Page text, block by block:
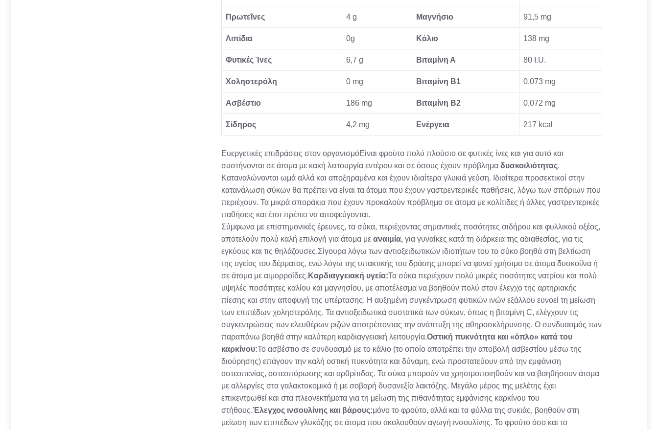
Πρωτεΐνες 4 g Μαγνήσιο 91,5 mg
Λιπίδια 0g Κάλιο 138 mg
Φυτικές Ίνες 6,7 g Βιταμίνη Α 80 I.U.
Χοληστερόλη 0 mg Βιταμίνη Β1 0,073 mg
Ασβέστιο 186 mg Βιταμίνη Β2 0,072 mg
Σίδηρος 4,2 mg Ενέργεια 217 kcal
Ευεργετικές επιδράσεις στον οργανισμόΕίναι φρούτο πολύ πλούσιο σε φυτικές ίνες και για αυτό και
συστήνονται σε άτομα με κακή λειτουργία εντέρου και σε όσους έχουν πρόβλημα δυσκοιλιότητας.
Καταναλώνονται ωμά αλλά και αποξηραμένα και έχουν ιδιαίτερα γλυκιά γεύση. Ιδιαίτερα προσεκτικοί στην
κατανάλωση σύκων θα πρέπει να είναι τα άτομα που έχουν γαστρεντερικές παθήσεις, λόγω των σπόριων που
περιέχουν. Τα μικρά σποράκια που έχουν προκαλούν πρόβλημα σε άτομα με κολίτιδες ή άλλες γαστρεντερικές
παθήσεις και έτσι πρέπει να αποφεύγονται.
Σύμφωνα με επιστημονικές έρευνες, τα σύκα, περιέχοντας σημαντικές ποσότητες σιδήρου και φυλλικού οξέος,
αποτελούν πολύ καλή επιλογή για άτομα με αναιμία, για γυναίκες κατά τη διάρκεια της αδιαθεσίας, για τις
εγκύους και τις θηλάζουσες.Σίγουρα λόγω των αντιοξειδωτικών ιδιοτήτων του το σύκο βοηθά στη βελτίωση
της υγείας του δέρματος, ενώ λόγω της υπακτικής του δράσης μπορεί να φανεί χρήσιμο σε άτομα δυσκοίλια ή
σε άτομα με αιμορροΐδες. Καρδιαγγειακή υγεία:Τα σύκα περιέχουν πολύ μικρές ποσότητες νατρίου και πολύ
υψηλές ποσότητες καλίου και μαγνησίου, με αποτέλεσμα να βοηθούν πολύ στον έλεγχο της αρτηριακής
πίεσης και στην αποφυγή της υπέρτασης. Η αυξημένη συγκέντρωση φυτικών ινών εξάλλου ευνοεί τη μείωση
των επιπέδων χοληστερόλης. Τα αντιοξειδωτικά συστατικά των σύκων, όπως η βιταμίνη C, ελέγχουν τις
συγκεντρώσεις των ελευθέρων ριζών αποτρέποντας την ανάπτυξη της αθηροσκλήρυνσης. Ο συνδυασμός των
παραπάνω βοηθά στην καλύτερη καρδιαγγειακή λειτουργία.Οστική πυκνότητα και «όπλο» κατά του
καρκίνου:Το ασβέστιο σε συνδυασμό με το κάλιο (το οποίο αποτρέπει την αποβολή ασβεστίου μέσω της
διούρησης) επάγουν την καλή οστική πυκνότητα και δύναμη, ενώ προστατεύουν από την εμφάνιση
οστεοπενίας, οστεοπόρωσης και αρθρίτιδας. Τα σύκα μπορούν να χρησιμοποιηθούν και να βοηθήσουν άτομα
με αλλεργίες στα γαλακτοκομικά ή με σοβαρή δυσανεξία λακτόζης. Μεγάλο μέρος της μελέτης έχει
επικεντρωθεί και στα πλεονεκτήματα για τη μείωση της πιθανότητας εμφάνισης καρκίνου του
στήθους.Έλεγχος ινσουλίνης και βάρους:μόνο το φρούτο, αλλά και τα φύλλα της συκιάς, βοηθούν στη
μείωση των επιπέδων γλυκόζης σε άτομα που ακολουθούν αγωγή ινσουλίνης. Το φρούτο όσο και το